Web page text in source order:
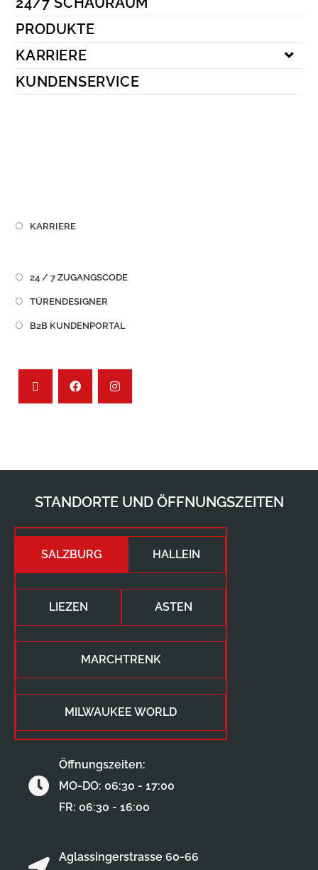
PRODUKTE
KARRIERE
KUNDENSERVICE
KARRIERE
24 / 7 ZUGANGSCODE
TÜRENDESIGNER
B2B KUNDENPORTAL
STANDORTE UND ÖFFNUNGSZEITEN
SALZBURG HALLEIN
LIEZEN ASTEN
MARCHTRENK
MILWAUKEE WORLD
Aglassingerstrasse 60-66
Öffnungszeiten:
MO-DO: 06:30 - 17:00
FR: 06:30 - 16:00